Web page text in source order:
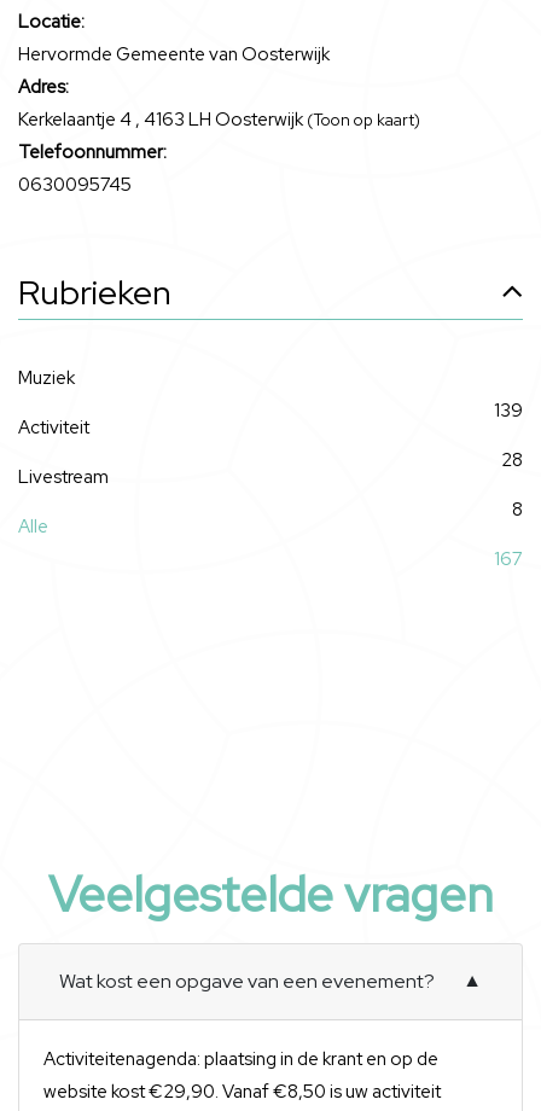
Locatie:
Hervormde Gemeente van Oosterwijk
Adres:
Kerkelaantje 4 , 4163 LH Oosterwijk (Toon op kaart)
Telefoonnummer:
0630095745
Rubrieken
Muziek
139
Activiteit
28
Livestream
8
Alle
167
Veelgestelde vragen
Wat kost een opgave van een evenement? ▼
Activiteitenagenda: plaatsing in de krant en op de
website kost €29,90. Vanaf €8,50 is uw activiteit